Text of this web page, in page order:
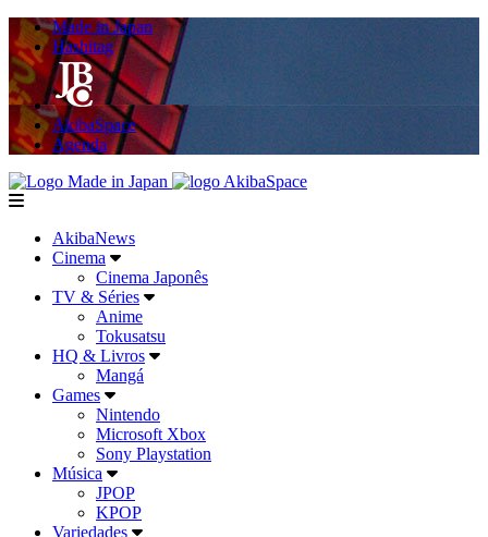
Made in Japan
Hashitag
AkibaSpace
Agenda
Powered By Made in Japan
AkibaSpace
menu
AkibaNews
Cinema
Cinema Japonês
TV & Séries
Anime
Tokusatsu
HQ & Livros
Mangá
Games
Nintendo
Microsoft Xbox
Sony Playstation
Música
JPOP
KPOP
Variedades